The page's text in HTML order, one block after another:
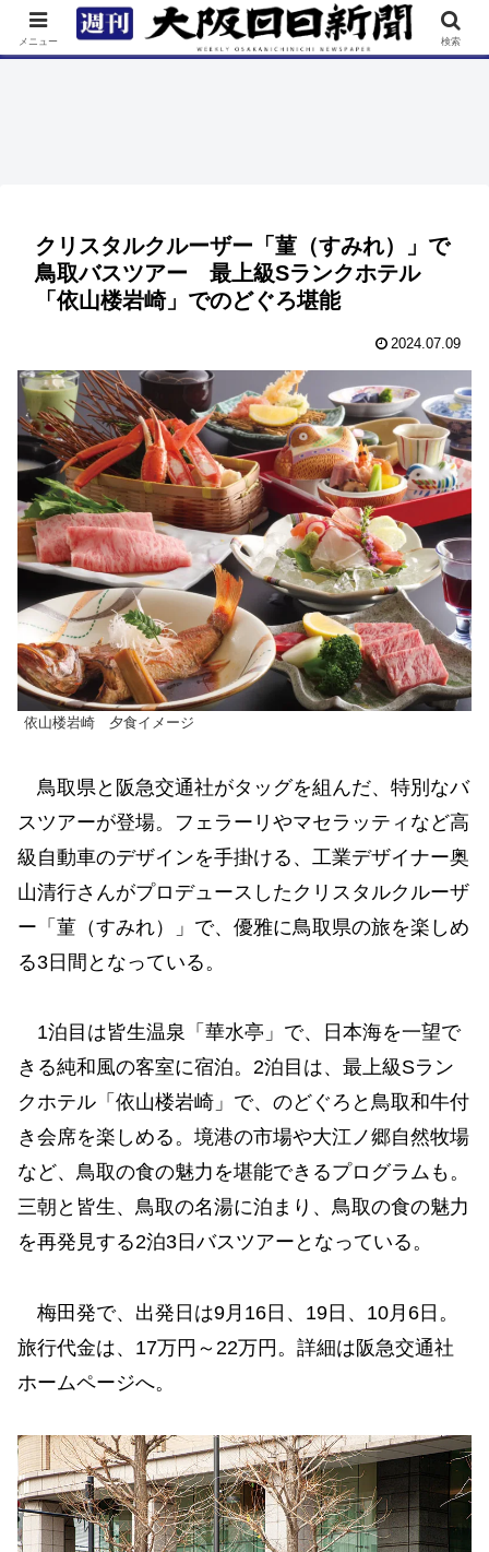
TOP 特集 ニュース 連載 街ネタ イベント
クリスタルクルーザー「菫（すみれ）」で
鳥取バスツアー 最上級Sランクホテル
「依山楼岩崎」でのどぐろ堪能
2024.07.09
依山楼岩崎 夕食イメージ
鳥取県と阪急交通社がタッグを組んだ、特別なバ
スツアーが登場。フェラーリやマセラッティなど高
級自動車のデザインを手掛ける、工業デザイナー奥
山清行さんがプロデュースしたクリスタルクルーザ
ー「菫（すみれ）」で、優雅に鳥取県の旅を楽しめ
る3日間となっている。
1泊目は皆生温泉「華水亭」で、日本海を一望で
きる純和風の客室に宿泊。2泊目は、最上級Sラン
クホテル「依山楼岩崎」で、のどぐろと鳥取和牛付
き会席を楽しめる。境港の市場や大江ノ郷自然牧場
など、鳥取の食の魅力を堪能できるプログラムも。
三朝と皆生、鳥取の名湯に泊まり、鳥取の食の魅力
を再発見する2泊3日バスツアーとなっている。
梅田発で、出発日は9月16日、19日、10月6日。
旅行代金は、17万円～22万円。詳細は阪急交通社
ホームページへ。
メニュー 検索